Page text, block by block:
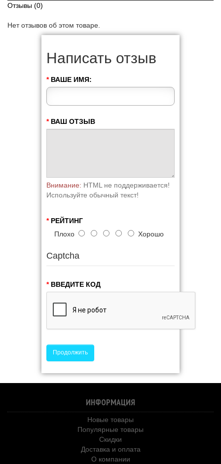
Отзывы (0)
Нет отзывов об этом товаре.
Написать отзыв
ВАШЕ ИМЯ:
ВАШ ОТЗЫВ
Внимание: HTML не поддерживается!
Используйте обычный текст!
РЕЙТИНГ
Плохо
Хорошо
Captcha
ВВЕДИТЕ КОД
Продолжить
ИНФОРМАЦИЯ
Новые товары
Популярные товары
Скидки
Доставка и оплата
О компании